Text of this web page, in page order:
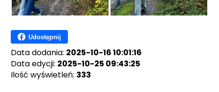
Udostępnij
Data dodania: 2025-10-16 10:01:16
Data edycji: 2025-10-25 09:43:25
Ilość wyświetleń: 333